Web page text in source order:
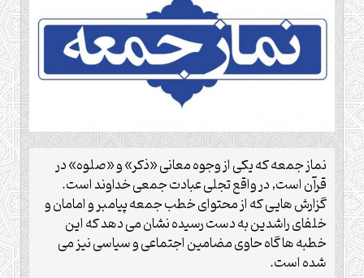
نماز جمعه که یکی از وجوه معانی «ذکر» و «صلوه» در
قرآن است, در واقع تجلی عبادت جمعی خداوند است.
گزارش هایی که از محتوای خطب جمعه پیامبر و امامان و
خلفای راشدین به دست رسیده نشان می دهد که این
خطبه ها گاه حاوی مضامین اجتماعی و سیاسی نیز می
شده است.